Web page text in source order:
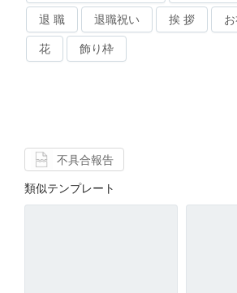
退 職 退職祝い 挨 拶
花 飾り枠
不具合報告
類似テンプレート